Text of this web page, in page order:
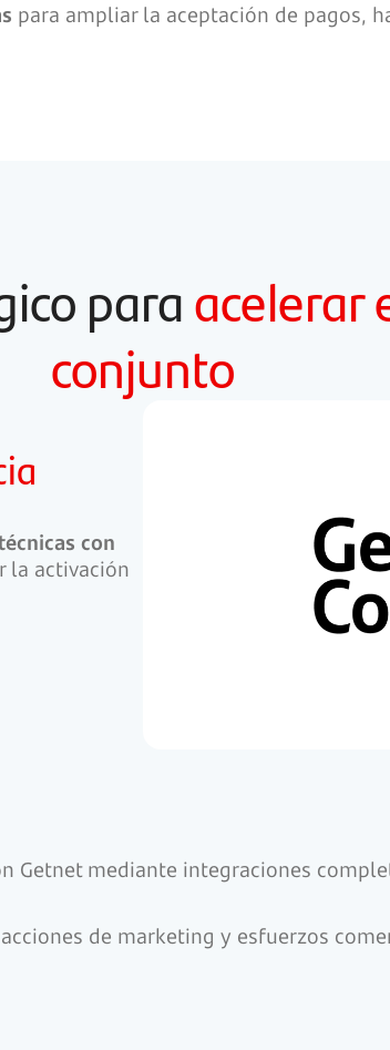
para ampliar la aceptación de pagos,
paraacelerar
conjunto
con
la activación
Getnet mediante integraciones
de marketing y esfuerzos